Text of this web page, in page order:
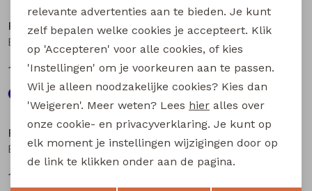
Ravagio
17,99
Ravagio
17,99
Ravagio
Bez W20208 jongens T-shirt lm Bruin
17,99
Ravagio
relevante advertenties aan te bieden. Je kunt
zelf bepalen welke cookies je accepteert. Klik
op 'Accepteren' voor alle cookies, of kies
'Instellingen' om je voorkeuren aan te passen.
Wil je alleen noodzakelijke cookies? Kies dan
'Weigeren'. Meer weten? Lees hier alles over
onze cookie- en privacyverklaring. Je kunt op
elk moment je instellingen wijzigingen door op
de link te klikken onder aan de pagina.